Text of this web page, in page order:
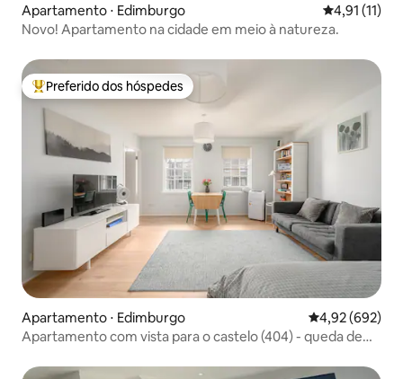
Apartamento ⋅ Edimburgo 4,91 de uma
4,91 (11)
Novo! Apartamento na cidade em meio à natureza.
Entre os melhores preferidos dos hóspedes
Preferido dos hóspedes
Apartamento ⋅ Edimburgo 4,92 de uma
4,92 (692)
Apartamento com vista para o castelo (404) - queda de